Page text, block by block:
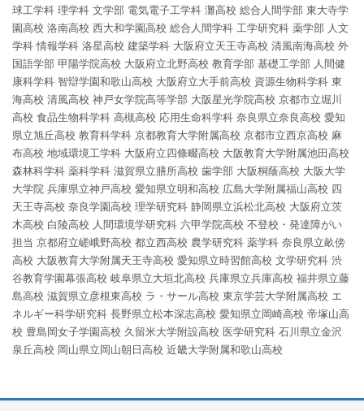
球工学科 理学科 文学部 電気電子工学科 灘高校 総合人間学部 東大寺学
園高校 洛南高校 西大和学園高校 総合人間学科 工学研究科 薬学部 人文
学科 情報学科 洛星高校 建築学科 大阪府立天王寺高校 清風南海高校 外
国語学部 甲陽学院高校 大阪府立北野高校 教育学部 基礎工学部 人間健
康科学科 智辯学園和歌山高校 大阪府立大手前高校 資源生物科学科 東
海高校 清風高校 神戸女学院高等学部 大阪星光学院高校 京都市立堀川
高校 食品生物科学科 高槻高校 応用生命科学科 奈良県立奈良高校 愛知
県立旭丘高校 教育科学科 京都教育大学附属高校 京都市立西京高校 麻
布高校 地域環境工学科 大阪府立四條畷高校 大阪教育大学附属池田高校
森林科学科 薬科学科 滋賀県立膳所高校 歯学部 大阪桐蔭高校 大阪大学
大学院 兵庫県立神戸高校 愛知県立明和高校 広島大学附属福山高校 四
天王寺高校 奈良学園高校 理学研究科 静岡県立浜松北高校 大阪府立茨
木高校 白陵高校 人間環境学研究科 六甲学院高校 不登校・発達障がい
担当 京都府立嵯峨野高校 都立西高校 農学研究科 薬学科 奈良県立畝傍
高校 大阪教育大学附属天王寺高校 愛知県立時習館高校 文学研究科 渋
谷教育学園幕張高校 岐阜県立大垣北高校 兵庫県立兵庫高校 福井県立藤
島高校 滋賀県立彦根東高校 ラ・サール高校 東京学芸大学附属高校 エ
ネルギー科学研究科 長野県立松本深志高校 愛知県立岡崎高校 帝塚山高
校 豊島岡女子学園高校 久留米大学附設高校 医学研究科 石川県立金沢
泉丘高校 岡山県立岡山朝日高校 近畿大学附属和歌山高校